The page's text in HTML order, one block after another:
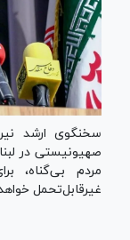
سخنگوی ارشد
صهیونیستی در
مردم بی‌گناه،
غیرقابل‌تحمل